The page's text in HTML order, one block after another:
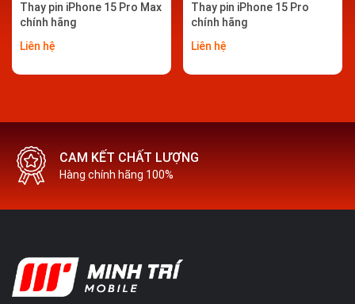
Thay pin iPhone Vmas chính hãng lấy ngay tại Hải
Phòng
Pin tụt nhanh, hao nhanh đột ngột. Khi bạn mới sử
dụng máy chưa được bao lâu thì pin từ 90% tụt
Pin iPhone 12 Pro Max sạc không vào . Bạn cắm
nhanh hơn sau đó. Lúc này bạn phải vừa cắm sạc
hoài thì mới sử dụng iPhone tiếp tục.
Thay pin iPhone 15 Pro Max
chính hãng
Liên hệ
Thay pin iPhone 15 Pro
chính hãng
Liên hệ
CAM KẾT CHẤT LƯỢNG
Hàng chính hãng 100%